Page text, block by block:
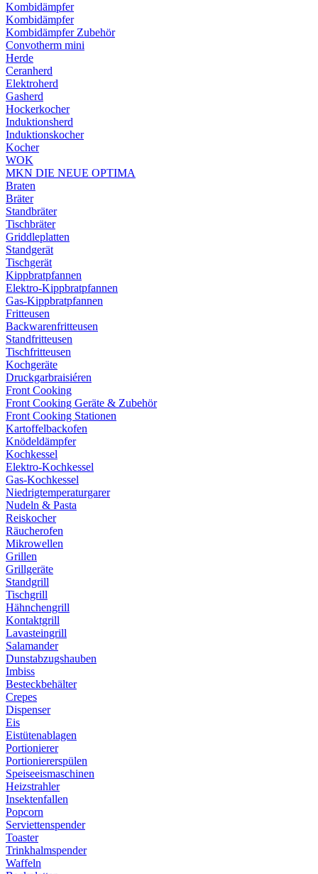
Kombidämpfer
Kombidämpfer
Kombidämpfer Zubehör
Convotherm mini
Herde
Ceranherd
Elektroherd
Gasherd
Hockerkocher
Induktionsherd
Induktionskocher
Kocher
WOK
MKN DIE NEUE OPTIMA
Braten
Bräter
Standbräter
Tischbräter
Griddleplatten
Standgerät
Tischgerät
Kippbratpfannen
Elektro-Kippbratpfannen
Gas-Kippbratpfannen
Fritteusen
Backwarenfritteusen
Standfritteusen
Tischfritteusen
Kochgeräte
Druckgarbraisiéren
Front Cooking
Front Cooking Geräte & Zubehör
Front Cooking Stationen
Kartoffelbackofen
Knödeldämpfer
Kochkessel
Elektro-Kochkessel
Gas-Kochkessel
Niedrigtemperaturgarer
Nudeln & Pasta
Reiskocher
Räucherofen
Mikrowellen
Grillen
Grillgeräte
Standgrill
Tischgrill
Hähnchengrill
Kontaktgrill
Lavasteingrill
Salamander
Dunstabzugshauben
Imbiss
Besteckbehälter
Crepes
Dispenser
Eis
Eistütenablagen
Portionierer
Portioniererspülen
Speiseeismaschinen
Heizstrahler
Insektenfallen
Popcorn
Serviettenspender
Toaster
Trinkhalmspender
Waffeln